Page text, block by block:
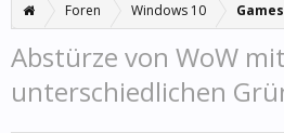
Foren Windows 10
Abstürze von WoW mit
unterschiedlichen